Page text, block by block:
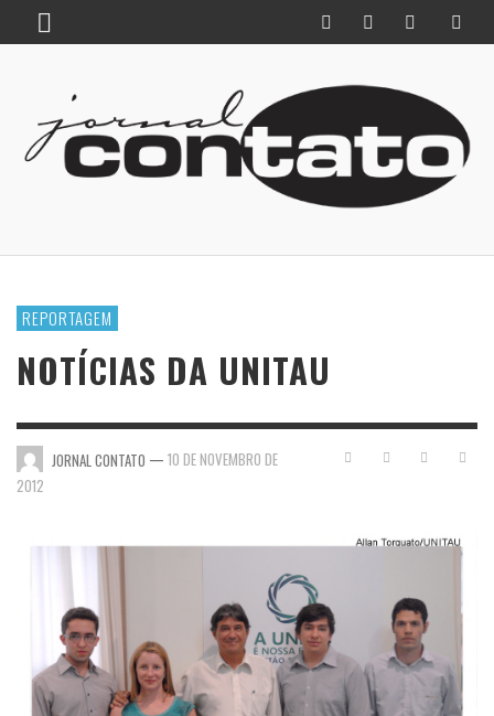
REPORTAGEM
NOTÍCIAS DA UNITAU
JORNAL CONTATO — 10 DE NOVEMBRO DE
2012